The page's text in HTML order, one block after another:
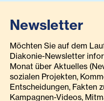
Newsletter
Möchten Sie auf dem
Diakonie-Newsletter
Monat über Aktuelles
sozialen Projekten,
Entscheidungen, Fakten
Kampagnen-Videos,